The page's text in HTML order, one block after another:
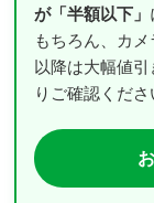
が「半額以下」
もちろん、カ
以降は大幅値
りご確認くださ